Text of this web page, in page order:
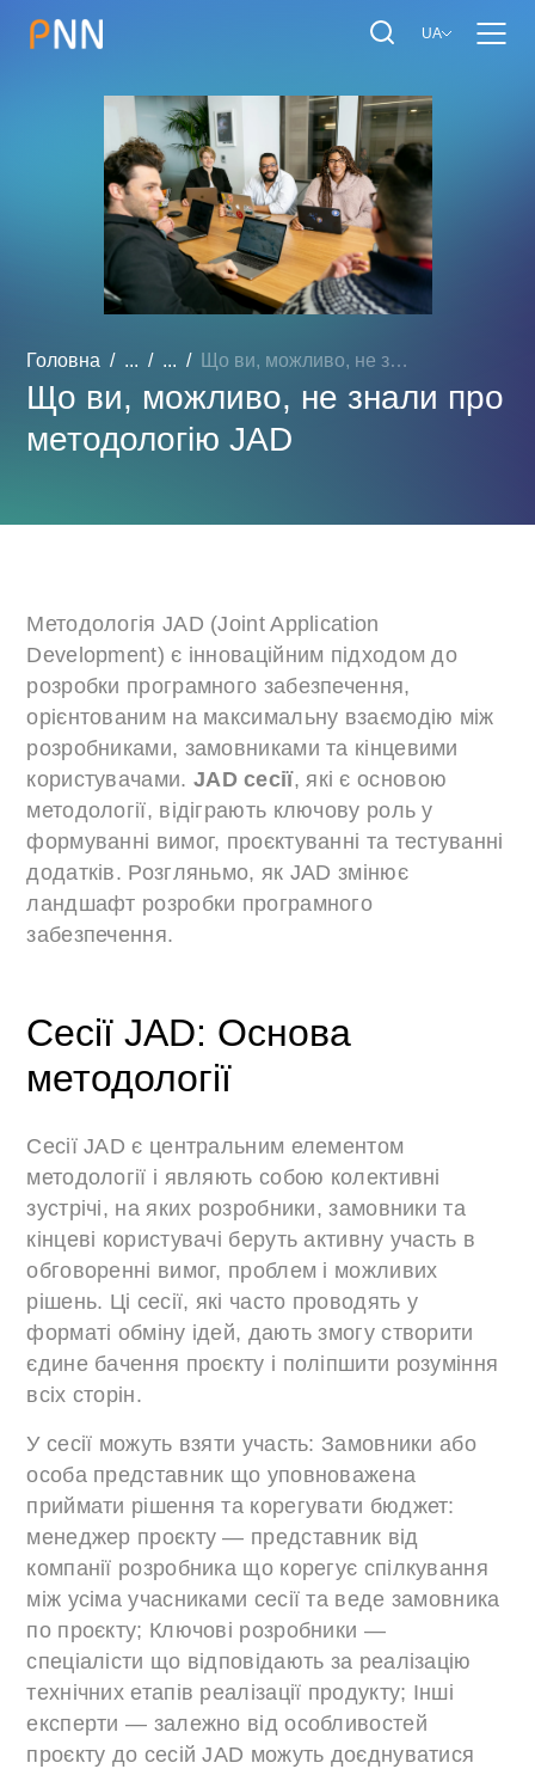
UA
Головна ... ... Що ви, можливо, не знали ...
Що ви, можливо, не знали про
методологію JAD
Методологія JAD (Joint Application
Development) є інноваційним підходом до
розробки програмного забезпечення,
орієнтованим на максимальну взаємодію між
розробниками, замовниками та кінцевими
користувачами. JAD сесії, які є основою
методології, відіграють ключову роль у
формуванні вимог, проєктуванні та тестуванні
додатків. Розгляньмо, як JAD змінює
ландшафт розробки програмного
забезпечення.
Сесії JAD: Основа
методології
Сесії JAD є центральним елементом
методології і являють собою колективні
зустрічі, на яких розробники, замовники та
кінцеві користувачі беруть активну участь в
обговоренні вимог, проблем і можливих
рішень. Ці сесії, які часто проводять у
форматі обміну ідей, дають змогу створити
єдине бачення проєкту і поліпшити розуміння
всіх сторін.
У сесії можуть взяти участь: Замовники або
особа представник що уповноважена
приймати рішення та корегувати бюджет:
менеджер проєкту — представник від
компанії розробника що корегує спілкування
між усіма учасниками сесії та веде замовника
по проєкту; Ключові розробники —
спеціалісти що відповідають за реалізацію
технічних етапів реалізації продукту; Інші
експерти — залежно від особливостей
проєкту до сесій JAD можуть доєднуватися